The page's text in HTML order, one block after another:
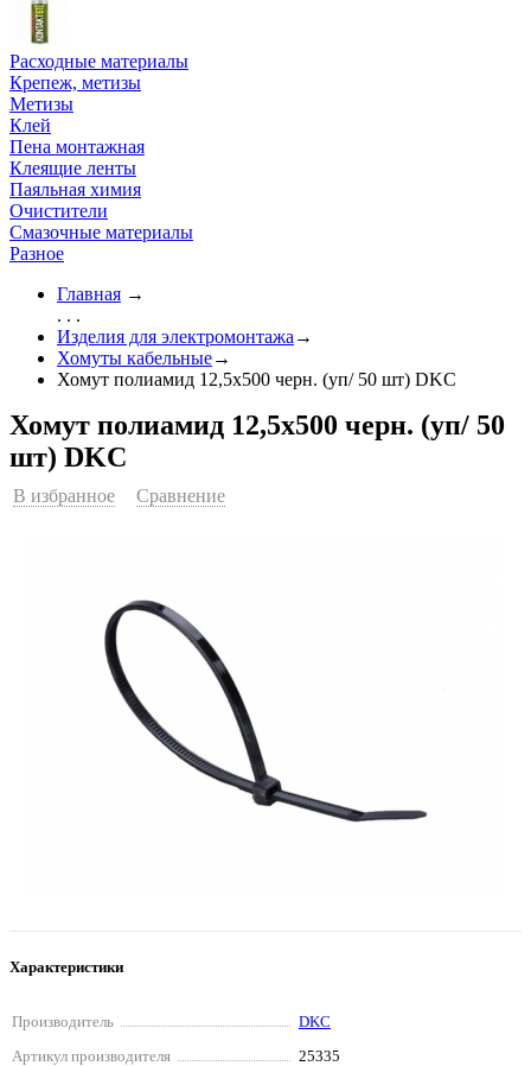
Расходные материалы
Крепеж, метизы
Метизы
Клей
Пена монтажная
Клеящие ленты
Паяльная химия
Очистители
Смазочные материалы
Разное
Главная →
. . .
Изделия для электромонтажа →
Хомуты кабельные→
Хомут полиамид 12,5х500 черн. (уп/ 50 шт) DKC
Хомут полиамид 12,5х500 черн. (уп/ 50
шт) DKC
В избранное Сравнение
Характеристики
Производитель
DKC
Артикул производителя
25335